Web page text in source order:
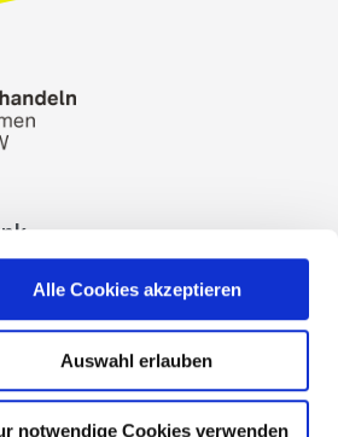
Alle Cookies akzeptieren
Auswahl erlauben
notwendige Cookies verwenden